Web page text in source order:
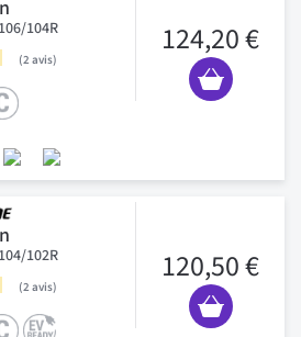
104R
2 avis
124,20 €
102R
2 avis
120,50 €